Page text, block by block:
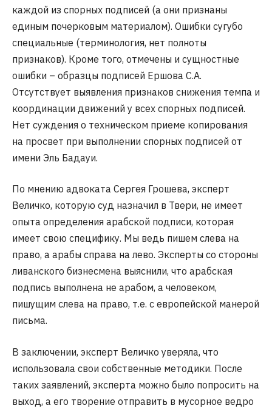
каждой из спорных подписей (а они признаны
единым почерковым материалом). Ошибки сугубо
специальные (терминология, нет полноты
признаков). Кроме того, отмечены и сущностные
ошибки – образцы подписей Ершова С.А.
Отсутствует выявления признаков снижения темпа и
координации движений у всех спорных подписей.
Нет суждения о техническом приеме копирования
на просвет при выполнении спорных подписей от
имени Эль Бадауи.
По мнению адвоката Сергея Грошева, эксперт
Величко, которую суд назначил в Твери, не имеет
опыта определения арабской подписи, которая
имеет свою специфику. Мы ведь пишем слева на
право, а арабы справа на лево. Эксперты со стороны
ливанского бизнесмена выяснили, что арабская
подпись выполнена не арабом, а человеком,
пишущим слева на право, т.е. с европейской манерой
письма.
В заключении, эксперт Величко уверяла, что
использовала свои собственные методики. После
таких заявлений, эксперта можно было попросить на
выход, а его творение отправить в мусорное ведро